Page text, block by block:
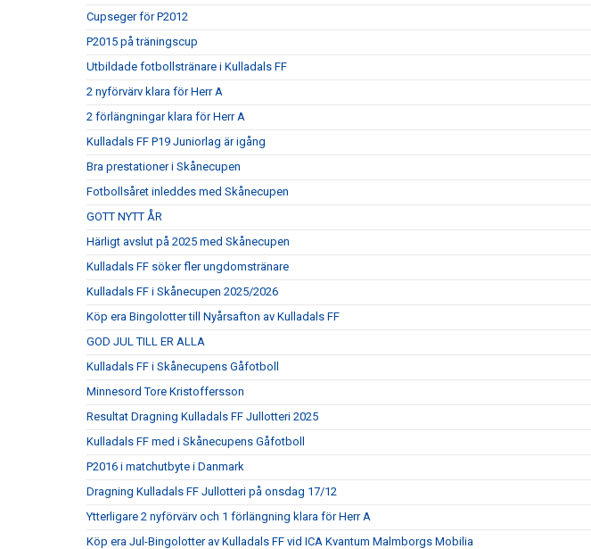
Cupseger för P2012
P2015 på träningscup
Utbildade fotbollstränare i Kulladals FF
2 nyförvärv klara för Herr A
2 förlängningar klara för Herr A
Kulladals FF P19 Juniorlag är igång
Bra prestationer i Skånecupen
Fotbollsåret inleddes med Skånecupen
GOTT NYTT ÅR
Härligt avslut på 2025 med Skånecupen
Kulladals FF söker fler ungdomstränare
Kulladals FF i Skånecupen 2025/2026
Köp era Bingolotter till Nyårsafton av Kulladals FF
GOD JUL TILL ER ALLA
Kulladals FF i Skånecupens Gåfotboll
Minnesord Tore Kristoffersson
Resultat Dragning Kulladals FF Jullotteri 2025
Kulladals FF med i Skånecupens Gåfotboll
P2016 i matchutbyte i Danmark
Dragning Kulladals FF Jullotteri på onsdag 17/12
Ytterligare 2 nyförvärv och 1 förlängning klara för Herr A
Köp era Jul-Bingolotter av Kulladals FF vid ICA Kvantum Malmborgs Mobilia